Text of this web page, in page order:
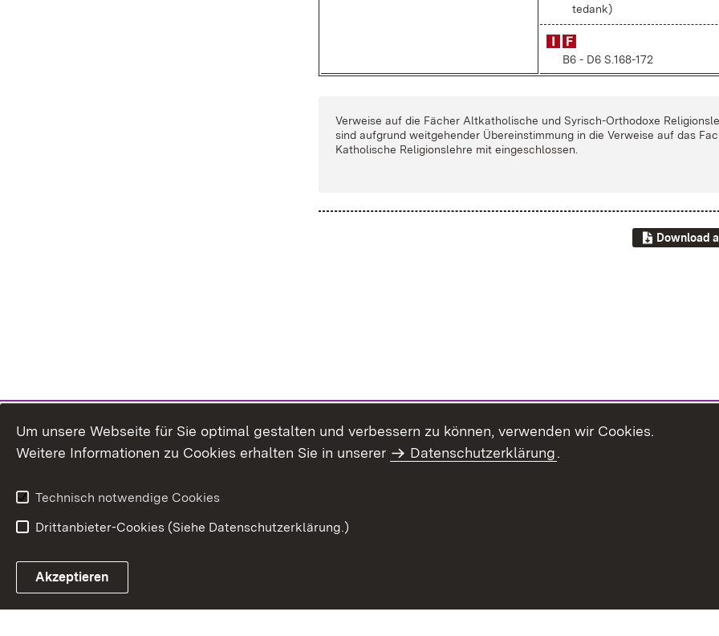
te­dank)
B6 - D6 S.168-172
Ver­wei­se auf die Fä­cher Alt­ka­tho­li­sche und Sy­risch-Or­tho­do­xe
sind auf­grund weit­ge­hen­der Über­ein­stim­mung in die Ver­wei­se auf das
Ka­tho­li­sche Re­li­gi­ons­leh­re mit ein­ge­schlos­sen.
Download
Um unsere Webseite für Sie optimal gestalten und verbessern zu können, verwenden wir Cookies.
Weitere Informationen zu Cookies erhalten Sie in unserer
Datenschutzerklärung.
Technisch notwendige Cookies
Drittanbieter-Cookies (Siehe Datenschutzerklärung.)
Akzeptieren